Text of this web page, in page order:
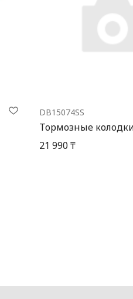
DB15074SS
Тормозные
21 990 ₸